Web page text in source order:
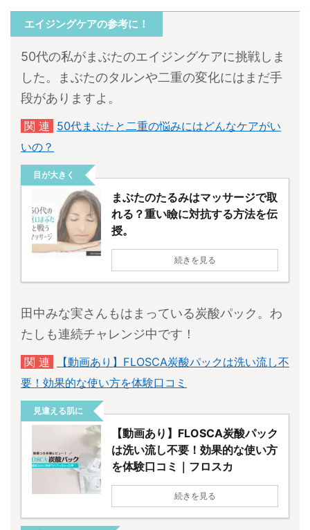
エイジングケアの参考に！
50代の私がまぶたのエイジングケアに挑戦しま
した。まぶたのタルンや二重の変化にはまだ手
段がありますよ。
関 連 50代まぶたと二重の悩みにはどんなケアがい
いの？
目が大きく
まぶたのたるみはマッサージで取
れる？重い瞼に対抗する方法を伝
授。
続きを見る
田中みな実さんもはまっている炭酸パック。わ
たしも連続チャレンジ中です！
関 連
【動画あり】FLOSCA炭酸パックは洗い流し不
要！効果的な使い方を体験口コミ
見違える肌に
【動画あり】FLOSCA炭酸パック
は洗い流し不要！効果的な使い方
を体験口コミ｜フロスカ
続きを見る